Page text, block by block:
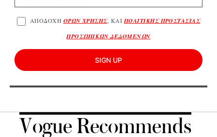
ΑΠΟΔΟΧΗ ΟΡΩΝ ΧΡΗΣΗΣ, ΚΑΙΠΟΛΙΤΙΚΗΣ ΠΡΟΣΤΑΣΙΑΣ
ΠΡΟΣΩΠΙΚΩΝ ΔΕΔΟΜΕΝΩΝ
SIGN UP
Vogue Recommends